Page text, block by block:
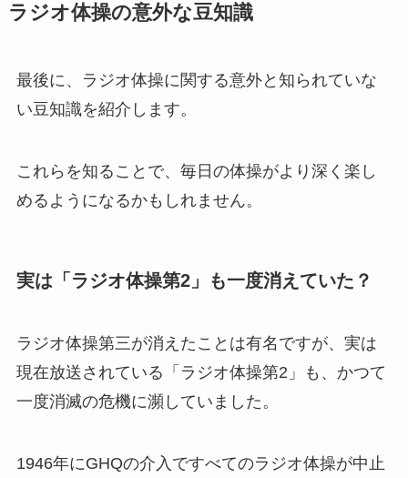
ラジオ体操の意外な豆知識
最後に、ラジオ体操に関する意外と知られていな
い豆知識を紹介します。
これらを知ることで、毎日の体操がより深く楽し
めるようになるかもしれません。
実は「ラジオ体操第2」も一度消えていた？
ラジオ体操第三が消えたことは有名ですが、実は
現在放送されている「ラジオ体操第2」も、かつて
一度消滅の危機に瀕していました。
1946年にGHQの介入ですべてのラジオ体操が中止